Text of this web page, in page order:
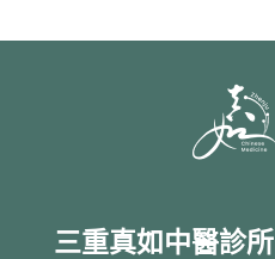
三重真如中醫診所